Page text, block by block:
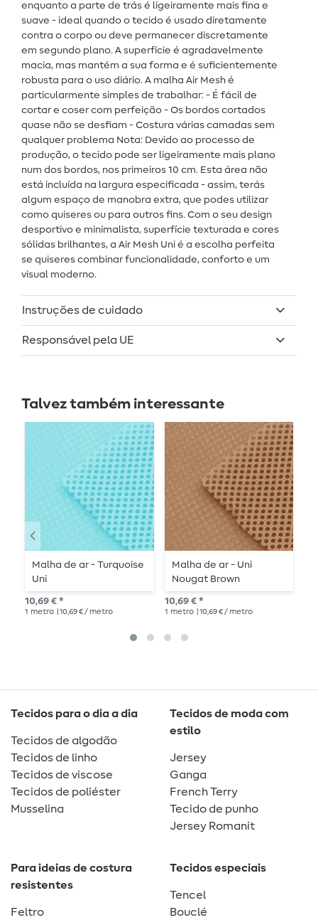
enquanto a parte de trás é ligeiramente mais fina e
suave - ideal quando o tecido é usado diretamente
contra o corpo ou deve permanecer discretamente
em segundo plano. A superfície é agradavelmente
macia, mas mantém a sua forma e é suficientemente
robusta para o uso diário. A malha Air Mesh é
particularmente simples de trabalhar: - É fácil de
cortar e coser com perfeição - Os bordos cortados
quase não se desfiam - Costura várias camadas sem
qualquer problema Nota: Devido ao processo de
produção, o tecido pode ser ligeiramente mais plano
num dos bordos, nos primeiros 10 cm. Esta área não
está incluída na largura especificada - assim, terás
algum espaço de manobra extra, que podes utilizar
como quiseres ou para outros fins. Com o seu design
desportivo e minimalista, superfície texturada e cores
sólidas brilhantes, a Air Mesh Uni é a escolha perfeita
se quiseres combinar funcionalidade, conforto e um
visual moderno.
Instruções de cuidado
Responsável pela UE
Talvez também interessante
Malha de ar - Turquoise
Uni
10,69 € *
1 metro | 10,69 € / metro
Malha de ar - Uni
Nougat Brown
10,69 € *
1 metro | 10,69 € / metro
Tecidos para o dia a dia
Tecidos de algodão
Tecidos de linho
Tecidos de viscose
Tecidos de poliéster
Musselina
Tecidos de moda com
estilo
Jersey
Ganga
French Terry
Tecido de punho
Jersey Romanit
Para ideias de costura
resistentes
Feltro
Tecidos especiais
Tencel
Bouclé